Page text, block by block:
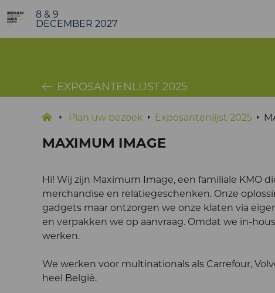
8 & 9
DECEMBER 2027
EXPOSANTENLIJST 2025
Plan uw bezoek Exposantenlijst 2025
MAXIMUM IMAGE
Hi! Wij zijn Maximum Image, een familiale KMO
merchandise en relatiegeschenken. Onze
gadgets maar ontzorgen we onze klaten via
en verpakken we op aanvraag. Omdat we in-
werken.
We werken voor multinationals als Carrefour,
heel België.